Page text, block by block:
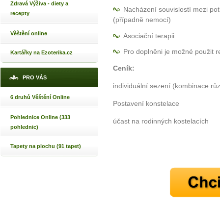
Zdravá Výživa - diety a
recepty
Věštění online
Kartářky na Ezoterika.cz
PRO VÁS
6 druhů Věštění Online
Pohlednice Online (333
pohlednic)
Tapety na plochu (91 tapet)
Nacházení souvislostí mezi
(případně nemocí)
Asociační terapii
Pro doplněni je možné použit
Ceník:
individuální sezení
Postavení
účast na rodinných